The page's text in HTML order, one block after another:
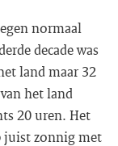
normaal
decade was
land maar 32
het land
20 uren. Het
juist zonnig met